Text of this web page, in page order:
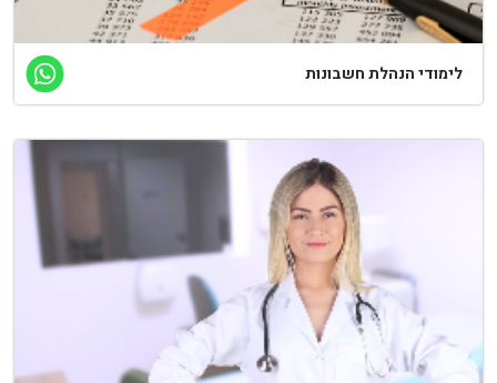
לימודי הנהלת חשבונות